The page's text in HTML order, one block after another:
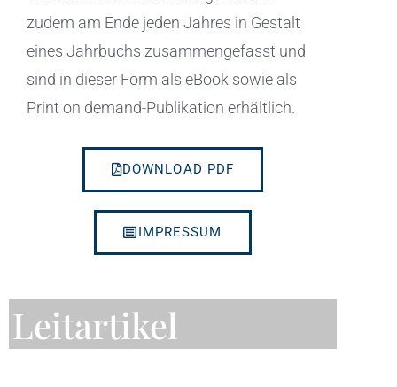
zudem am Ende jeden Jahres in Gestalt
eines Jahrbuchs zusammengefasst und
sind in dieser Form als eBook sowie als
Print on demand-Publikation erhältlich.
DOWNLOAD PDF
IMPRESSUM
Leitartikel